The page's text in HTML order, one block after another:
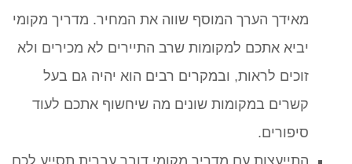
מאידך הערך המוסף שווה את המחיר. מדריך מקומי
יביא אתכם למקומות שרב התיירים לא מכירים ולא
זוכים לראות, ובמקרים רבים הוא יהיה גם בעל
קשרים במקומות שונים מה שיחשוף אתכם לעוד
סיפורים.
התייעצות עם מדריך מקומי דובר עברית תסייע לכם